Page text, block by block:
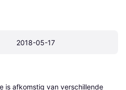
2018-05-17
is afkomstig van verschillende